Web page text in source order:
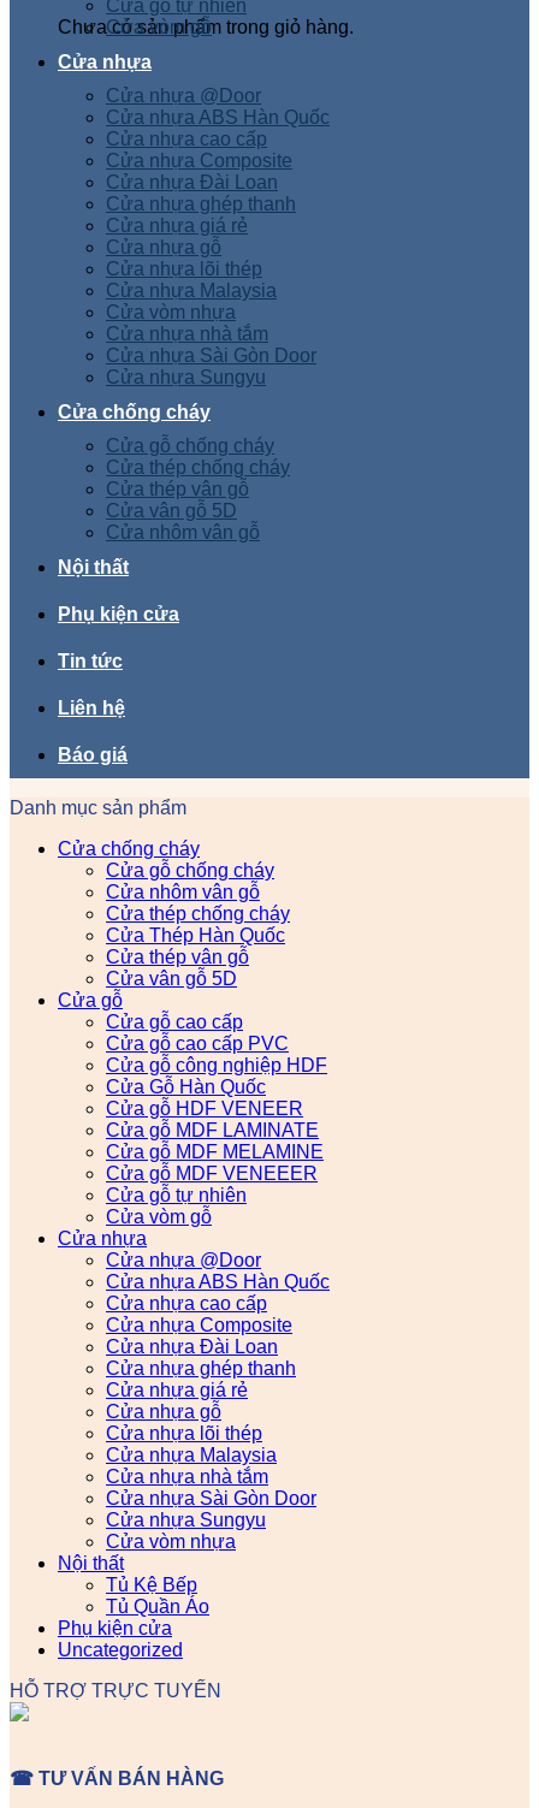
Chưa có sản phẩm trong giỏ hàng.
Cửa gỗ tự nhiên
Cửa vòm gỗ
Cửa nhựa
Cửa nhựa @Door
Cửa nhựa ABS Hàn Quốc
Cửa nhựa cao cấp
Cửa nhựa Composite
Cửa nhựa Đài Loan
Cửa nhựa ghép thanh
Cửa nhựa giá rẻ
Cửa nhựa gỗ
Cửa nhựa lõi thép
Cửa nhựa Malaysia
Cửa vòm nhựa
Cửa nhựa nhà tắm
Cửa nhựa Sài Gòn Door
Cửa nhựa Sungyu
Cửa chống cháy
Cửa gỗ chống cháy
Cửa thép chống cháy
Cửa thép vân gỗ
Cửa vân gỗ 5D
Cửa nhôm vân gỗ
Nội thất
Phụ kiện cửa
Tin tức
Liên hệ
Báo giá
Danh mục sản phẩm
Cửa chống cháy
Cửa gỗ chống cháy
Cửa nhôm vân gỗ
Cửa thép chống cháy
Cửa Thép Hàn Quốc
Cửa thép vân gỗ
Cửa vân gỗ 5D
Cửa gỗ
Cửa gỗ cao cấp
Cửa gỗ cao cấp PVC
Cửa gỗ công nghiệp HDF
Cửa Gỗ Hàn Quốc
Cửa gỗ HDF VENEER
Cửa gỗ MDF LAMINATE
Cửa gỗ MDF MELAMINE
Cửa gỗ MDF VENEEER
Cửa gỗ tự nhiên
Cửa vòm gỗ
Cửa nhựa
Cửa nhựa @Door
Cửa nhựa ABS Hàn Quốc
Cửa nhựa cao cấp
Cửa nhựa Composite
Cửa nhựa Đài Loan
Cửa nhựa ghép thanh
Cửa nhựa giá rẻ
Cửa nhựa gỗ
Cửa nhựa lõi thép
Cửa nhựa Malaysia
Cửa nhựa nhà tắm
Cửa nhựa Sài Gòn Door
Cửa nhựa Sungyu
Cửa vòm nhựa
Nội thất
Tủ Kệ Bếp
Tủ Quần Áo
Phụ kiện cửa
Uncategorized
HỖ TRỢ TRỰC TUYẾN
☎ TƯ VẤN BÁN HÀNG